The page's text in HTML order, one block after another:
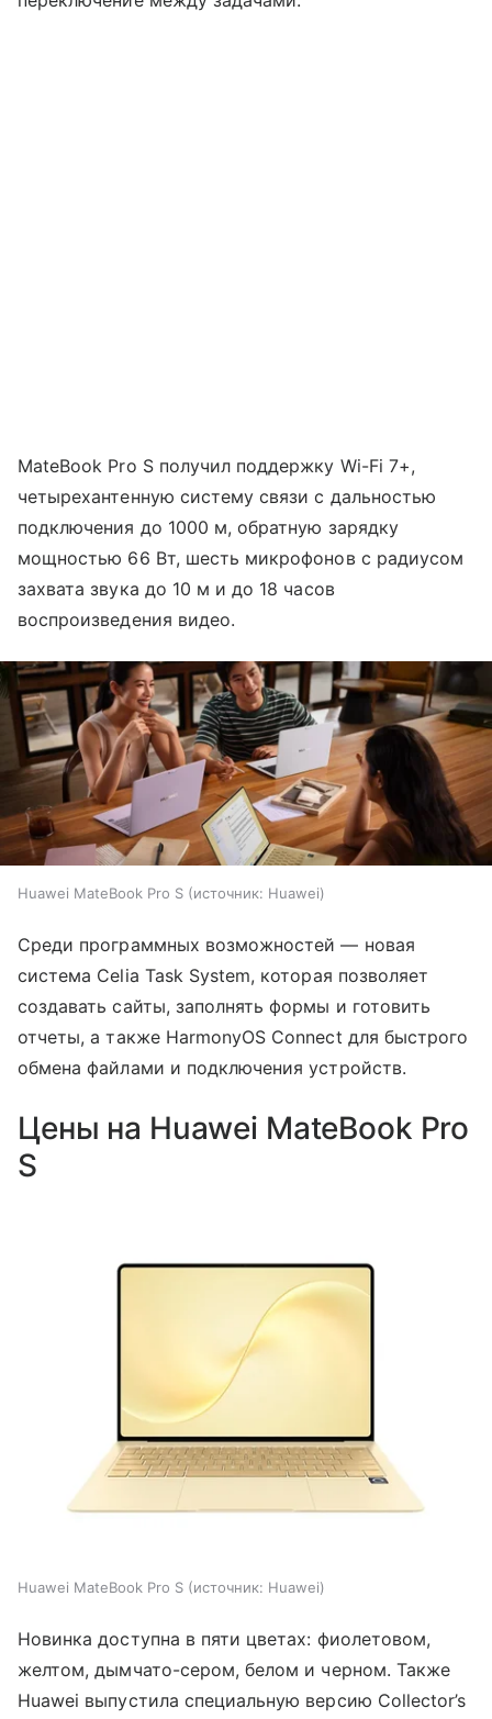
MateBook Pro S получил поддержку Wi-Fi 7+,
четырехантенную систему связи с дальностью
подключения до 1000 м, обратную зарядку
мощностью 66 Вт, шесть микрофонов с радиусом
захвата звука до 10 м и до 18 часов
воспроизведения видео.
Huawei MateBook Pro S источник: Huawei
Среди программных возможностей — новая
система Celia Task System, которая позволяет
создавать сайты, заполнять формы и готовить
отчеты, а также HarmonyOS Connect для быстрого
обмена файлами и подключения устройств.
Цены на Huawei MateBook Pro
S
Huawei MateBook Pro S источник: Huawei
Новинка доступна в пяти цветах: фиолетовом,
желтом, дымчато-сером, белом и черном. Также
Huawei выпустила специальную версию Collector’s